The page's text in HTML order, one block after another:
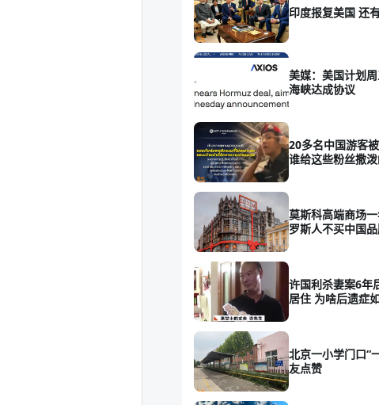
印度报复美国 还
美媒：美国计划
海峡达成协议
20多名中国游客
谁给这些粉丝撒
莫斯科高端商场
罗斯人不买中国
许国利杀妻案6年
居住 为啥后遗症
北京一小学门口“
友点赞